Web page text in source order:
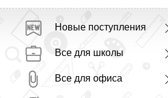
Новые поступления
Все для школы
Все для офиса